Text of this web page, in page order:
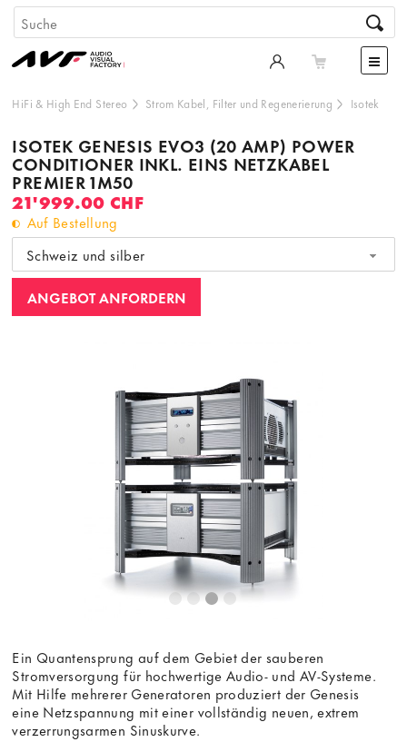
HiFi & High End Stereo Strom Kabel, Filter und Regenerierung Isotek
ISOTEK GENESIS EVO3 (20 AMP) POWER
CONDITIONER INKL. EINS NETZKABEL
PREMIER 1M50
21'999.00 CHF
Auf Bestellung
Schweiz und silber
ANGEBOT ANFORDERN
Ein Quantensprung auf dem Gebiet der sauberen
Stromversorgung für hochwertige Audio- und AV-Systeme.
Mit Hilfe mehrerer Generatoren produziert der Genesis
eine Netzspannung mit einer vollständig neuen, extrem
verzerrungsarmen Sinuskurve.